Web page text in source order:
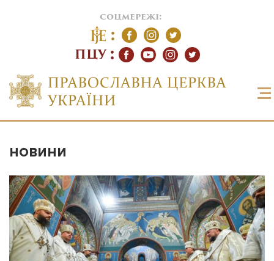
соцмережі:
ПЦУ
НОВИНИ